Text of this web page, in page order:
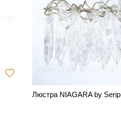
Люстра NIAGARA by Serip